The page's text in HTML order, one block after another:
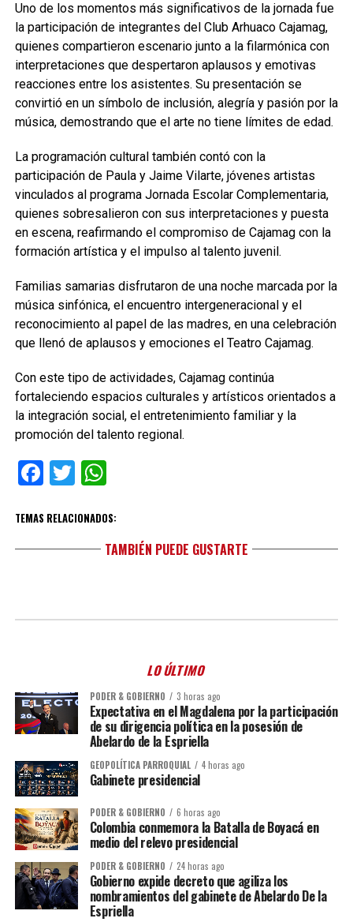
Uno de los momentos más significativos de la jornada fue
la participación de integrantes del Club Arhuaco Cajamag,
quienes compartieron escenario junto a la filarmónica con
interpretaciones que despertaron aplausos y emotivas
reacciones entre los asistentes. Su presentación se
convirtió en un símbolo de inclusión, alegría y pasión por la
música, demostrando que el arte no tiene límites de edad.
La programación cultural también contó con la
participación de Paula y Jaime Vilarte, jóvenes artistas
vinculados al programa Jornada Escolar Complementaria,
quienes sobresalieron con sus interpretaciones y puesta
en escena, reafirmando el compromiso de Cajamag con la
formación artística y el impulso al talento juvenil.
Familias samarias disfrutaron de una noche marcada por la
música sinfónica, el encuentro intergeneracional y el
reconocimiento al papel de las madres, en una celebración
que llenó de aplausos y emociones el Teatro Cajamag.
Con este tipo de actividades, Cajamag continúa
fortaleciendo espacios culturales y artísticos orientados a
la integración social, el entretenimiento familiar y la
promoción del talento regional.
Facebook
TwitterWhatsApp
TEMAS RELACIONADOS:
TAMBIÉN PUEDE GUSTARTE
LO ÚLTIMO
PODER & GOBIERNO 3 horas ago
Expectativa en el Magdalena por la participación
de su dirigencia política en la posesión de
Abelardo de la Espriella
GEOPOLÍTICA PARROQUIAL 4 horas ago
Gabinete presidencial
PODER & GOBIERNO 6 horas ago
Colombia conmemora la Batalla de Boyacá en
medio del relevo presidencial
PODER & GOBIERNO 24 horas ago
Gobierno expide decreto que agiliza los
nombramientos del gabinete de Abelardo De la
Espriella